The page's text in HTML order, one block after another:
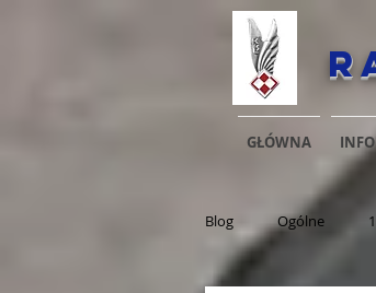
GŁÓWNA
Blog Ogólne